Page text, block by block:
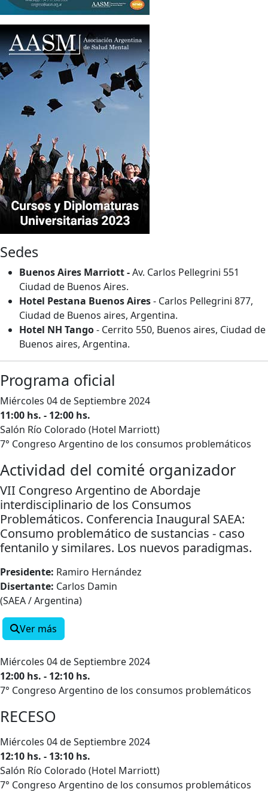
Sedes
Buenos Aires Marriott -Av. Carlos Pellegrini 551
Ciudad de Buenos Aires.
Hotel Pestana Buenos Aires- Carlos Pellegrini 877,
Ciudad de Buenos aires, Argentina.
Hotel NH Tango- Cerrito 550, Buenos aires, Ciudad de
Buenos aires, Argentina.
Programa oficial
Miércoles 04 de Septiembre 2024
11:00 hs. - 12:00 hs.
Salón Río Colorado (Hotel Marriott)
7° Congreso Argentino de los consumos problemáticos
Actividad del comité organizador
VII Congreso Argentino de Abordaje
interdisciplinario de los Consumos
Problemáticos. Conferencia Inaugural SAEA:
Consumo problemático de sustancias - caso
fentanilo y similares. Los nuevos paradigmas.
Presidente: Ramiro Hernández
Disertante: Carlos Damin
(SAEA / Argentina)
Ver más
Miércoles 04 de Septiembre 2024
12:00 hs. - 12:10 hs.
7° Congreso Argentino de los consumos problemáticos
RECESO
Miércoles 04 de Septiembre 2024
12:10 hs. - 13:10 hs.
Salón Río Colorado (Hotel Marriott)
7° Congreso Argentino de los consumos problemáticos